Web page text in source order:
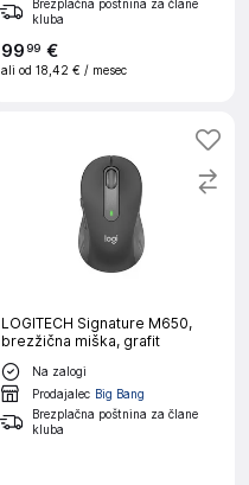
Brezplačna poštnina za člane
kluba
9999 €
ali od 18,42 € / mesec
LOGITECH Signature M650,
brezžična miška, grafit
Na zalogi
Prodajalec Big Bang
Brezplačna poštnina za člane
kluba